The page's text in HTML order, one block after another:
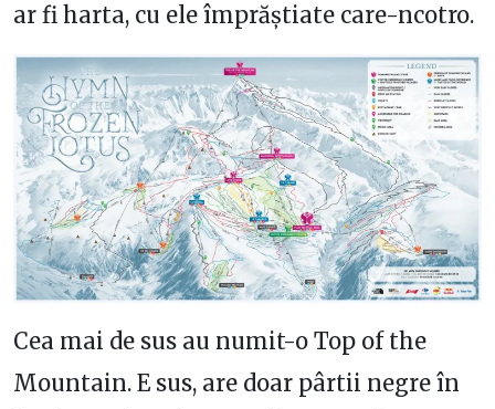
ar fi harta, cu ele împrăștiate care-ncotro.
Cea mai de sus au numit-o Top of the
Mountain. E sus, are doar pârtii negre în